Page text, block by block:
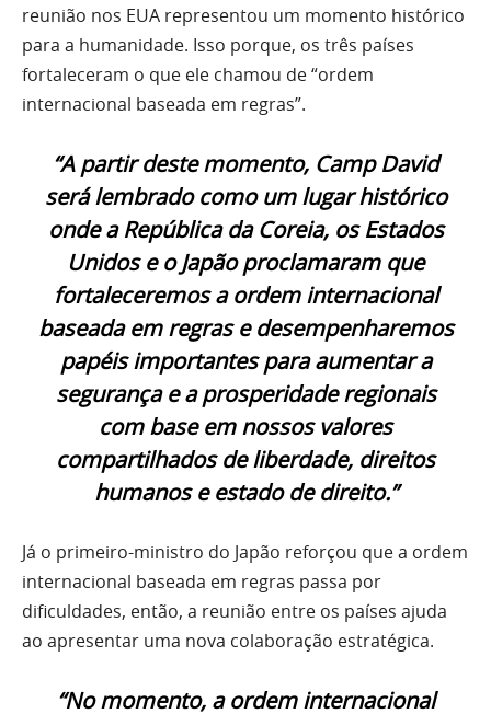
reunião nos EUA representou um momento histórico
para a humanidade. Isso porque, os três países
fortaleceram o que ele chamou de “ordem
internacional baseada em regras”.
“A partir deste momento, Camp David
será lembrado como um lugar histórico
onde a República da Coreia, os Estados
Unidos e o Japão proclamaram que
fortaleceremos a ordem internacional
baseada em regras e desempenharemos
papéis importantes para aumentar a
segurança e a prosperidade regionais
com base em nossos valores
compartilhados de liberdade, direitos
humanos e estado de direito.”
Já o primeiro-ministro do Japão reforçou que a ordem
internacional baseada em regras passa por
dificuldades, então, a reunião entre os países ajuda
ao apresentar uma nova colaboração estratégica.
“No momento, a ordem internacional